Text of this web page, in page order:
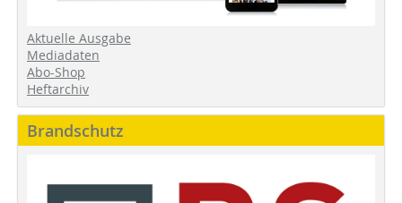
Aktuelle Ausgabe
Mediadaten
Abo-Shop
Heftarchiv
Brandschutz